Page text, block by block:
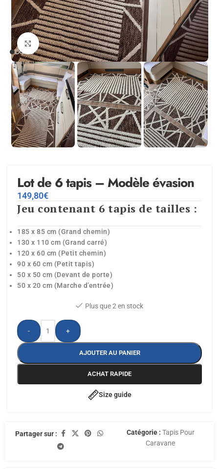
Agrandir
Lot de 6 tapis – Modèle évasion
149,80€
Jeu contenant 6 tapis de tailles :
185 x 85 cm (Grand chemin)
130 x 110 cm (Grand carré)
120 x 60 cm (Petit chemin)
90 x 60 cm (Petit tapis)
50 x 50 cm (Devant de porte)
50 x 20 cm (Marche d’entrée)
Plus que 2 en stock
- +
AJOUTER AU PANIER
ACHAT RAPIDE
Size guide
Partager sur : Catégorie : Tapis Pour
Caravane